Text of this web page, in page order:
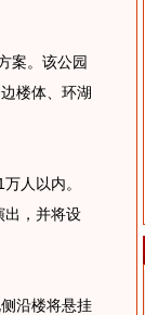
案。该公园
楼体、环湖
人以内。
出，并将设
沿楼将悬挂